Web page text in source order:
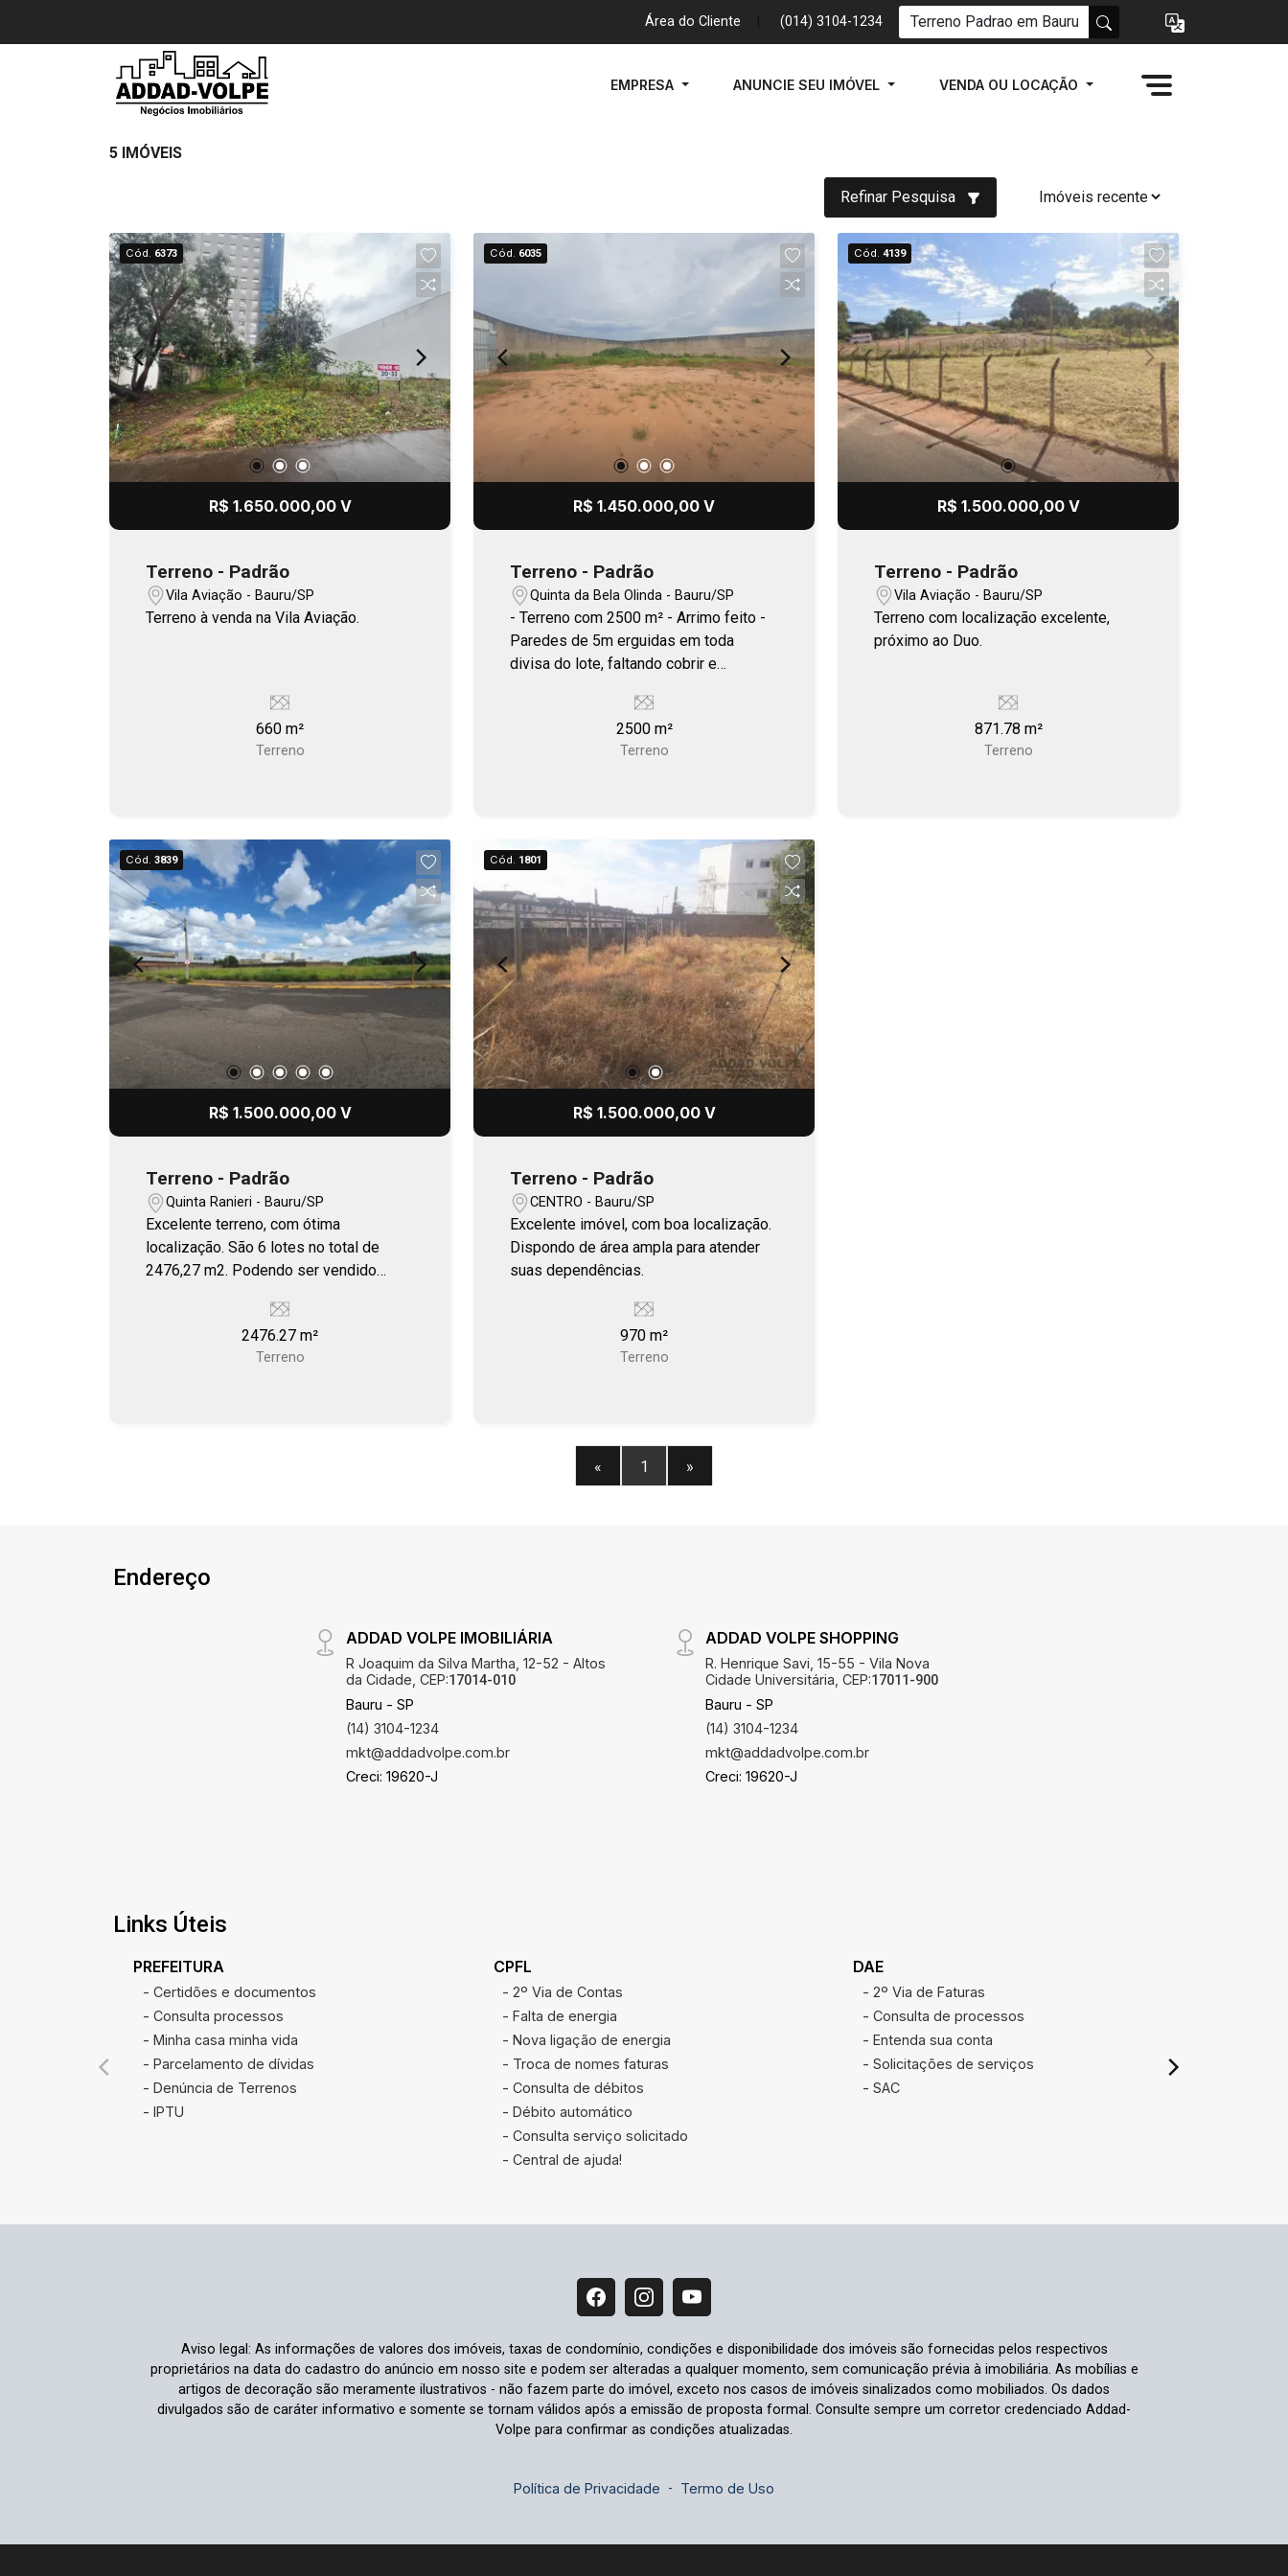
Área do Cliente (014) 3104-1234
EMPRESA ANUNCIE SEU IMÓVEL VENDA OU LOCAÇÃO
5 IMÓVEIS
Refinar Pesquisa
Cód. 6373
R$ 1.650.000,00 V
Terreno - Padrão
Vila Aviação - Bauru/SP
Terreno à venda na Vila Aviação.
660 m²
Terreno
Cód. 6035
R$ 1.450.000,00 V
Terreno - Padrão
Quinta da Bela Olinda - Bauru/SP
- Terreno com 2500 m² - Arrimo feito -
Paredes de 5m erguidas em toda
divisa do lote, faltando cobrir e
2500 m²
Terreno
Cód. 4139
R$ 1.500.000,00 V
Terreno - Padrão
Vila Aviação - Bauru/SP
Terreno com localização excelente,
próximo ao Duo.
871.78 m²
Terreno
Cód. 3839
R$ 1.500.000,00 V
Terreno - Padrão
Quinta Ranieri - Bauru/SP
Excelente terreno, com ótima
localização. São 6 lotes no total de
2476,27 m2. Podendo ser vendido
2476.27 m²
Terreno
Cód. 1801
R$ 1.500.000,00 V
Terreno - Padrão
CENTRO - Bauru/SP
Excelente imóvel, com boa localização.
Dispondo de área ampla para atender
suas dependências.
970 m²
Terreno
« 1 »
Endereço
ADDAD VOLPE IMOBILIÁRIA
R Joaquim da Silva Martha, 12-52 - Altos
da Cidade, CEP:17014-010
Bauru - SP
(14) 3104-1234
mkt@addadvolpe.com.br
Creci: 19620-J
ADDAD VOLPE SHOPPING
R. Henrique Savi, 15-55 - Vila Nova
Cidade Universitária, CEP:17011-900
Bauru - SP
(14) 3104-1234
mkt@addadvolpe.com.br
Creci: 19620-J
Links Úteis
PREFEITURA
- Certidões e documentos
- Consulta processos
- Minha casa minha vida
- Parcelamento de dívidas
- Denúncia de Terrenos
- IPTU
CPFL
- 2º Via de Contas
- Falta de energia
- Nova ligação de energia
- Troca de nomes faturas
- Consulta de débitos
- Débito automático
- Consulta serviço solicitado
- Central de ajuda!
DAE
- 2º Via de Faturas
- Consulta de processos
- Entenda sua conta
- Solicitações de serviços
- SAC
Aviso legal: As informações de valores dos imóveis, taxas de condomínio, condições e disponibilidade dos imóveis são fornecidas pelos respectivos
proprietários na data do cadastro do anúncio em nosso site e podem ser alteradas a qualquer momento, sem comunicação prévia à imobiliária. As mobílias e
artigos de decoração são meramente ilustrativos - não fazem parte do imóvel, exceto nos casos de imóveis sinalizados como mobiliados. Os dados
divulgados são de caráter informativo e somente se tornam válidos após a emissão de proposta formal. Consulte sempre um corretor credenciado Addad-
Volpe para confirmar as condições atualizadas.
Política de Privacidade - Termo de Uso